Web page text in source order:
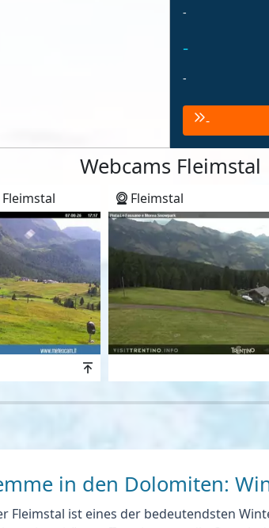
-
-
-
-
Webcams Fleimstal
Höhenwert
Fleimstal
in den Dolomiten:
Fleimstal ist eines der bedeutendsten